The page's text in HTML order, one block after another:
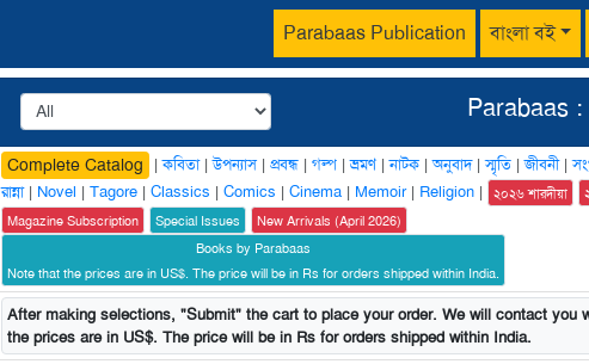
Parabaas Publication বাংলা বই
Parabaas
Complete Catalog |কবিতা|উপন্যাস| প্রবন্ধ | গল্প |ভ্রমণ|নাটক |অনুবাদ|স্মৃতি |জীবনী|
রান্না| Novel | Tagore | Classics | Comics | Cinema | Memoir| Religion | ২০২৬ শারদীয়া
Magazine Subscription
Special Issues
New Arrivals (April 2026)
Books by Parabaas
Note that the prices are in US$. The price will be in Rs for orders shipped within India.
After making selections, "Submit" the cart to place your order. We will contact you
the prices are in US$. The price will be in Rs for orders shipped within India.